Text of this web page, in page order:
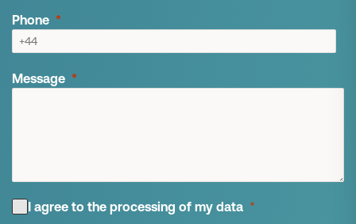
Phone
Message
I agree to the processing of my data